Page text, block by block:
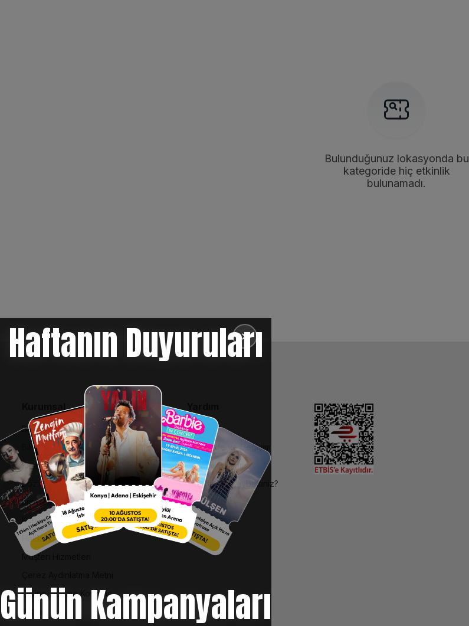
Bulunduğunuz lokasyonda bu
kategoride hiç etkinlik
bulunamadı.
✕
Haftanın Duyuruları
Günün Kampanyaları
Kurumsal
Bilgi Toplumu Hizmetleri
BiPuan Kurallar & Koşullar
Kişisel Verilerin Korunması
Sözleşme ve Politikalar
Entegre Yönetim Sistemi Politikası
Kurumsal Kimlik
Hakkımızda
Müşteri Hizmetleri
Online Ödeme Koşulları
İletişim
SSS
İptal, İade ve Değişim
Nasıl Bilet Alınır
Biletinizi Mi Kaybettiniz?